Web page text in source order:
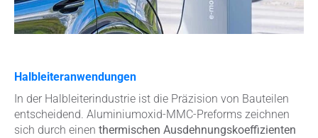
Halbleiteranwendungen
In der Halbleiterindustrie ist die Präzision von Bauteilen
entscheidend. Aluminiumoxid-MMC-Preforms zeichnen
sich durch einen thermischen Ausdehnungskoeffizienten